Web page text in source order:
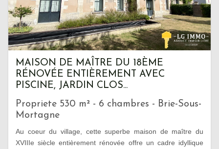
MAISON DE MAÎTRE DU 18ÈME
RÉNOVÉE ENTIÈREMENT AVEC
PISCINE, JARDIN CLOS...
Propriete 530 m² - 6 chambres - Brie-Sous-
Mortagne
Au coeur du village, cette superbe maison de maître du
XVIIIe siècle entièrement rénovée offre un cadre idyllique